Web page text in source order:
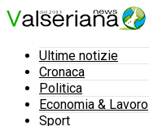
Ultime notizie
Cronaca
Politica
Economia & Lavoro
Sport